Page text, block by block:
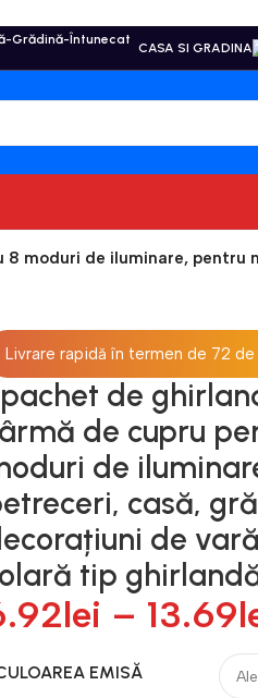
CASA SI GRADINA
moduri de iluminare, pentru
Livrare rapidă în termen de 72 de
pachet de
de cupru
de
casă,
de
tip
lei – 13.69
EMISĂ